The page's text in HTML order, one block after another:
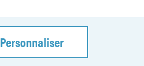
Personnaliser